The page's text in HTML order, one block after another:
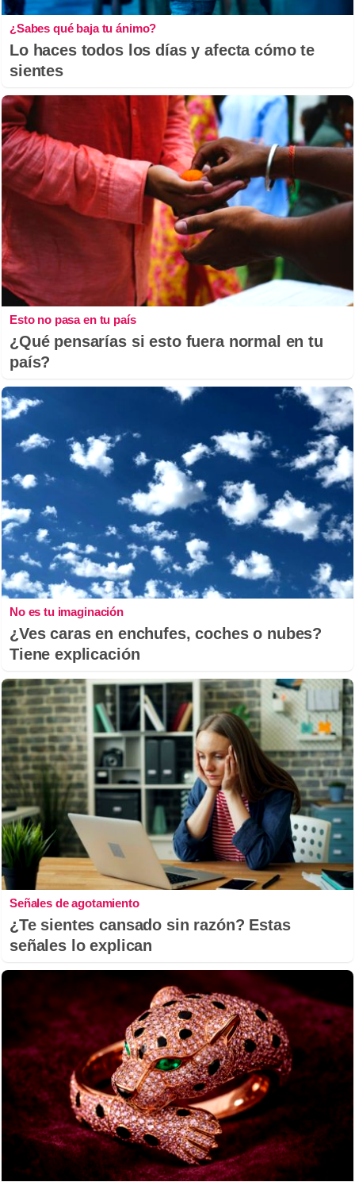
¿Sabes qué baja tu ánimo?
Lo haces todos los días y afecta cómo te
sientes
Esto no pasa en tu país
¿Qué pensarías si esto fuera normal en tu
país?
No es tu imaginación
¿Ves caras en enchufes, coches o nubes?
Tiene explicación
Señales de agotamiento
¿Te sientes cansado sin razón? Estas
señales lo explican